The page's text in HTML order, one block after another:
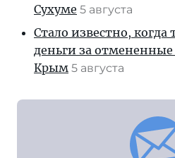
Сухуме 5 августа
Стало известно, когда
деньги за
Крым 5 августа